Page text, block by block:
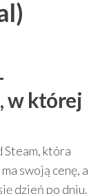
w której
Steam, która
swoją cenę, a
dzień po dniu.